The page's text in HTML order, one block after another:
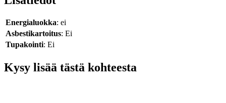
Energialuokka: ei
Asbestikartoitus: Ei
Tupakointi: Ei
Kysy lisää tästä kohteesta